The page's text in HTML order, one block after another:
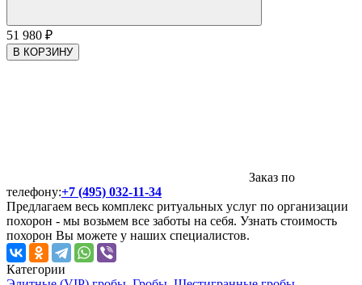
51 980 ₽
В КОРЗИНУ
Заказ по
телефону:+7 (495) 032-11-34
Предлагаем весь комплекс ритуальных услуг по организации
похорон - мы возьмем все заботы на себя. Узнать стоимость
похорон Вы можете у наших специалистов.
Категории